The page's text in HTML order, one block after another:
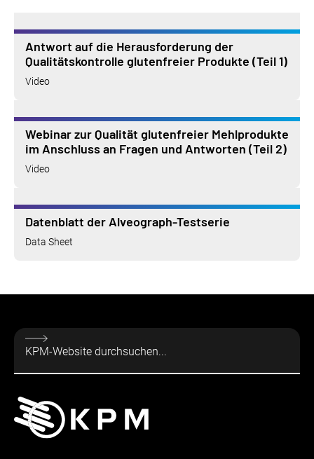
Antwort auf die Herausforderung der
Qualitätskontrolle glutenfreier Produkte (Teil 1)
Video
Webinar zur Qualität glutenfreier Mehlprodukte
im Anschluss an Fragen und Antworten (Teil 2)
Video
Datenblatt der Alveograph-Testserie
Data Sheet